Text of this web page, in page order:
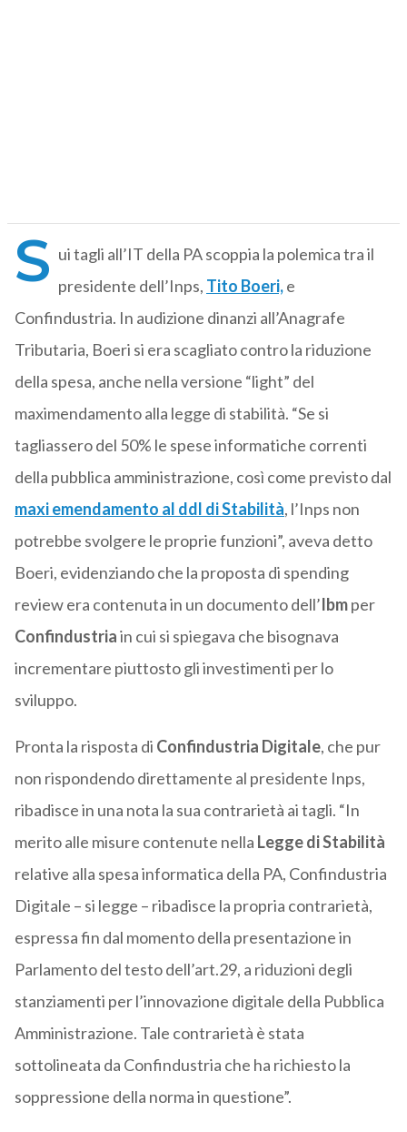
S ui tagli all’IT della PA scoppia la polemica tra il
presidente dell’Inps, Tito Boeri,e
Confindustria. In audizione dinanzi all’Anagrafe
Tributaria, Boeri si era scagliato contro la riduzione
della spesa, anche nella versione “light” del
maximendamento alla legge di stabilità. “Se si
tagliassero del 50% le spese informatiche correnti
della pubblica amministrazione, così come previsto dal
maxi emendamento al ddl di Stabilità, l’Inps non
potrebbe svolgere le proprie funzioni”, aveva detto
Boeri, evidenziando che la proposta di spending
review era contenuta in un documento dell’Ibmper
Confindustriain cui si spiegava che bisognava
incrementare piuttosto gli investimenti per lo
sviluppo.
Pronta la risposta di Confindustria Digitale, che pur
non rispondendo direttamente al presidente Inps,
ribadisce in una nota la sua contrarietà ai tagli. “In
merito alle misure contenute nella Legge di Stabilità
relative alla spesa informatica della PA, Confindustria
Digitale – si legge – ribadisce la propria contrarietà,
espressa fin dal momento della presentazione in
Parlamento del testo dell’art.29, a riduzioni degli
stanziamenti per l’innovazione digitale della Pubblica
Amministrazione. Tale contrarietà è stata
sottolineata da Confindustria che ha richiesto la
soppressione della norma in questione”.